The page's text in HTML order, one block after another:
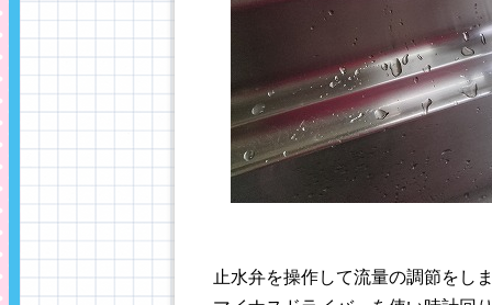
止水弁を操作して流量の調節をし